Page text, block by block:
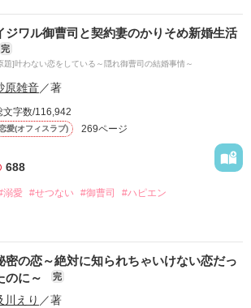
さい」
てしまった年上の幼馴染との政略結婚。
したくないことは知っています。
る為の時間。
どうして？
しさは反則です……。
　華道の家元の父と、大手銀行の頭取を祖
　大村グループ　関連会社SOWA食品　専
は小さいころから蓮人のことが好きだった
いない。
ジワル御曹司と契約妻のかりそめ新婚生活
完
題]叶わない恋をしている～隠れ御曹司の結婚事情～
原雑音／著
文字数/116,942
愛(オフィスラブ) 269ページ
688
溺愛 #せつない #御曹司 #ハピエン
もゼロ
ろんゼロ％です
密の恋～絶対に知られちゃいけない恋だっ
のに～
完
川えり ／著